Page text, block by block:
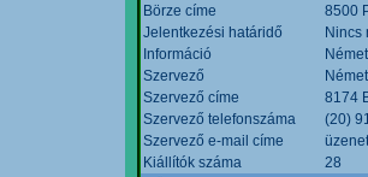
Börze címe
8500
Jelentkezési határidő
Nincs
Információ
Szervező
Szervező címe
8174
Szervező telefonszáma
(20)
Szervező e-mail címe
Kiállítók száma
28